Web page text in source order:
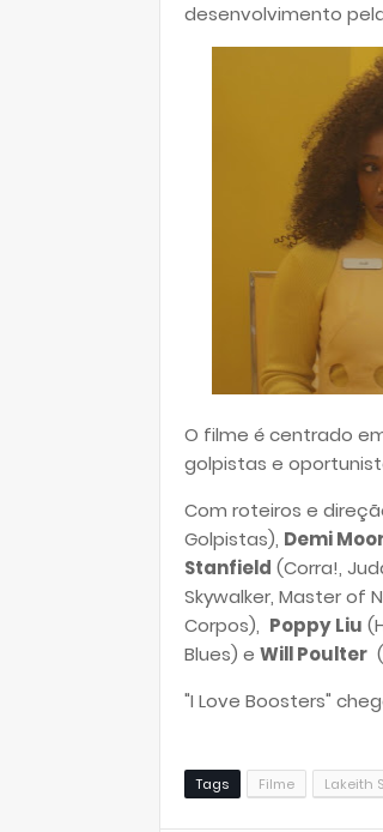
desenvolvimento
O filme é centrado
golpistas e
Com roteiros e
Golpistas), Demi
Stanfield (Corra!,
Skywalker, Master of
Corpos), Poppy Liu
Blues) e Will Poulter
"I Love Boosters"
Tags Filme Lakeith